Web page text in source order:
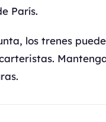
París.
los trenes